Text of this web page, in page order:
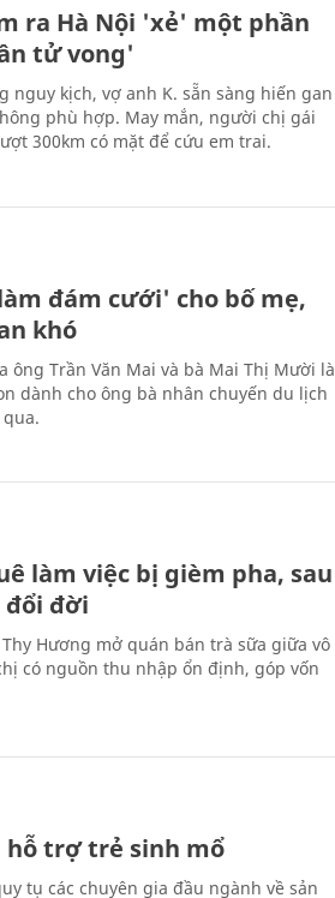
ra Hà Nội 'xẻ' một phần
tử vong'
nguy kịch, vợ anh K. sẵn sàng hiến gan
phù hợp. May mắn, người chị gái
300km có mặt để cứu em trai.
đám cưới' cho bố mẹ,
khó
ông Trần Văn Mai và bà Mai Thị Mười là
dành cho ông bà nhân chuyến du lịch
làm việc bị gièm pha, sau
đổi đời
Hương mở quán bán trà sữa giữa vô
có nguồn thu nhập ổn định, góp vốn
hỗ trợ trẻ sinh mổ
tụ các chuyên gia đầu ngành về sản